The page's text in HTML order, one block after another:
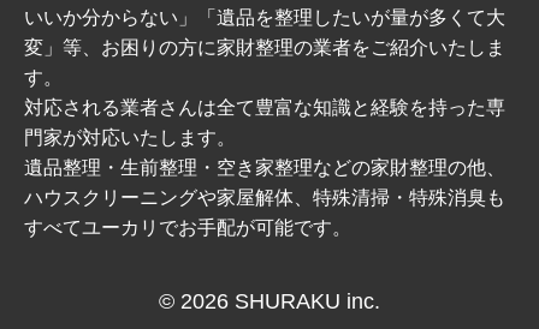
いいか分からない」「遺品を整理したいが量が多くて大
変」等、お困りの方に家財整理の業者をご紹介いたしま
す。
対応される業者さんは全て豊富な知識と経験を持った専
門家が対応いたします。
遺品整理・生前整理・空き家整理などの家財整理の他、
ハウスクリーニングや家屋解体、特殊清掃・特殊消臭も
すべてユーカリでお手配が可能です。
© 2026 SHURAKU inc.